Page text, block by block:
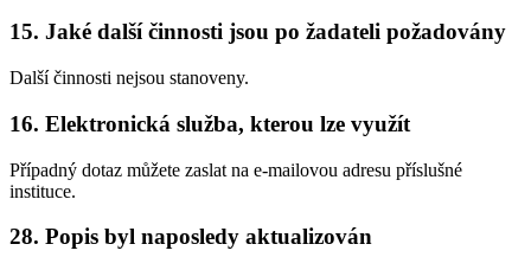
15. Jaké další činnosti jsou po žadateli požadovány
Další činnosti nejsou stanoveny.
16. Elektronická služba, kterou lze využít
Případný dotaz můžete zaslat na e-mailovou adresu příslušné
instituce.
28. Popis byl naposledy aktualizován